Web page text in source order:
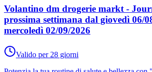
Volantino dm drogerie markt -
prossima settimana dal giovedì 06/
mercoledì 02/09/2026
Valido per 28 giorni